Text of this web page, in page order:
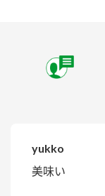
yukko
美味い